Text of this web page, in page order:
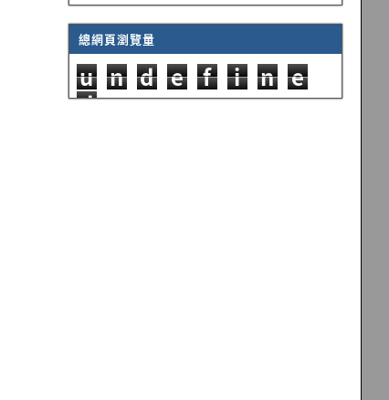
總網頁瀏覽量
u n d e f i n e
d